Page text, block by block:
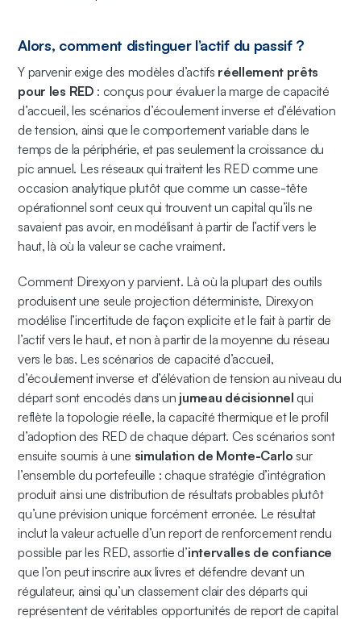
Alors, comment distinguer l’actif du passif ?
Y parvenir exige des modèles d’actifs réellement prêts
pour les RED : conçus pour évaluer la marge de capacité
d’accueil, les scénarios d’écoulement inverse et d’élévation
de tension, ainsi que le comportement variable dans le
temps de la périphérie, et pas seulement la croissance du
pic annuel. Les réseaux qui traitent les RED comme une
occasion analytique plutôt que comme un casse-tête
opérationnel sont ceux qui trouvent un capital qu’ils ne
savaient pas avoir, en modélisant à partir de l’actif vers le
haut, là où la valeur se cache vraiment.
Comment Direxyon y parvient. Là où la plupart des outils
produisent une seule projection déterministe, Direxyon
modélise l’incertitude de façon explicite et le fait à partir de
l’actif vers le haut, et non à partir de la moyenne du réseau
vers le bas. Les scénarios de capacité d’accueil,
d’écoulement inverse et d’élévation de tension au niveau du
départ sont encodés dans un jumeau décisionnel qui
reflète la topologie réelle, la capacité thermique et le profil
d’adoption des RED de chaque départ. Ces scénarios sont
ensuite soumis à une simulation de Monte-Carlo sur
l’ensemble du portefeuille : chaque stratégie d’intégration
produit ainsi une distribution de résultats probables plutôt
qu’une prévision unique forcément erronée. Le résultat
inclut la valeur actuelle d’un report de renforcement rendu
possible par les RED, assortie d’intervalles de confiance
que l’on peut inscrire aux livres et défendre devant un
régulateur, ainsi qu’un classement clair des départs qui
représentent de véritables opportunités de report de capital